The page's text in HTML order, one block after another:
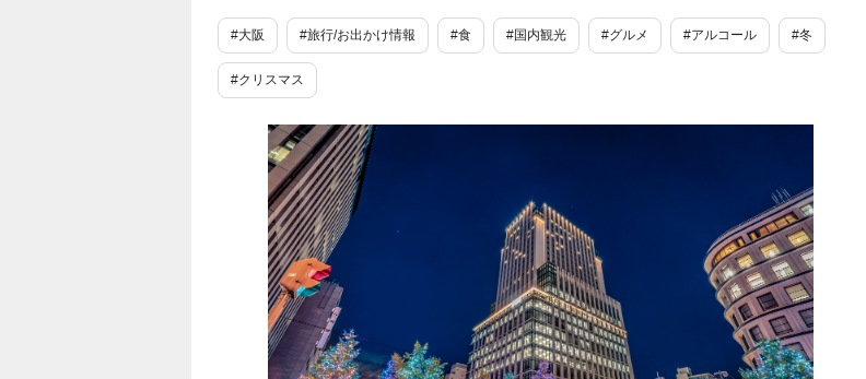
#大阪 #旅行/お出かけ情報 #食 #国内観光 #グルメ #アルコール #冬
#クリスマス